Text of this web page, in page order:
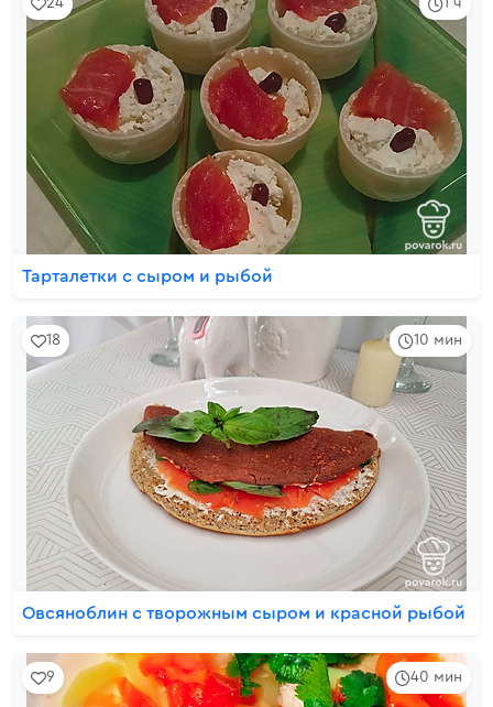
1 ч
24
Тарталетки с сыром и рыбой
10 мин
18
Овсяноблин с творожным сыром и красной рыбой
40 мин
9